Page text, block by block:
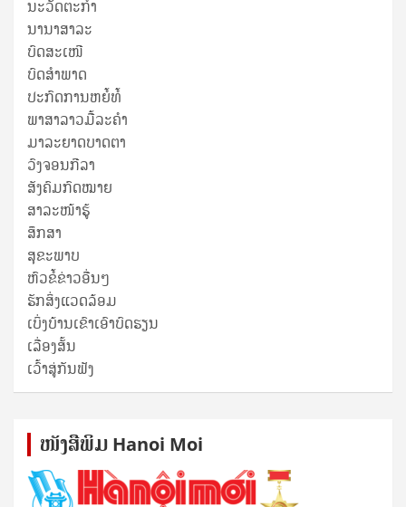
ນະວັດຕະກໍາ
ນານາສາລະ
ບົດສະເໜີ
ບົດສໍາພາດ
ປະກົດການຫຍໍ້ທໍ້
ພາສາລາວມື້ລະຄຳ
ມາລະຍາດບາດຕາ
ວົງຈອນກີລາ
ສັງຄົມກົດໝາຍ
ສາລະໜ້າຮູ້
ສຶກສາ
ສຸ​ຂະ​ພາບ
ຫົວຂໍ້ຂ່າວອື່ນໆ
ຮັກສິ່ງແວດລ້ອມ
ເບິ່ງບ້ານເຂົາເອົາບົດຮຽນ
ເລື່ອງສັ້ນ
ເວົ້າສູ່ກັນຟັງ
ໜັງ​ສື​ພິມ Hanoi Moi